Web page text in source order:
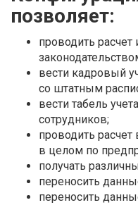
позволяет:
проводить
вести кадровый
со штатным
вести табель
сотрудников;
проводить
в целом по
получать
переносить
переносить